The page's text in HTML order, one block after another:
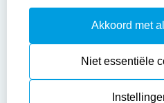
Instructiepagina
Safety Sheets
Sitemap
Akkoord met
Niet essentiële